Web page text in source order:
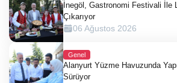
İnegöl, Gastronomi Festivali İle
Çıkarıyor
06 Ağustos 2026
Genel
Alanyurt Yüzme Havuzunda
Sürüyor